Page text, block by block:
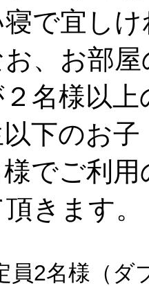
寝で宜し
、お部屋
名様以
下のお子
でご利
きます。
名様（ダブ